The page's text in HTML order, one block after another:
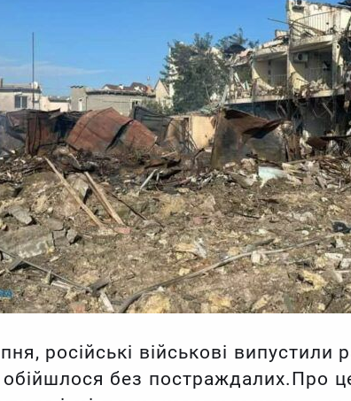
російські військові випустили
без постраждалих.Про